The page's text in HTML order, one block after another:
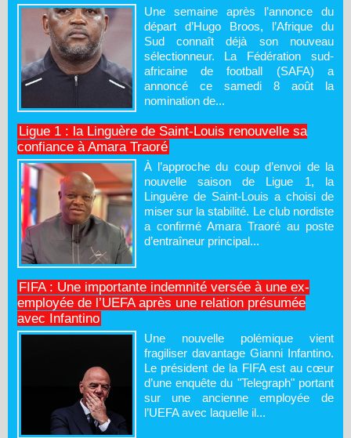
Une semaine après l’annonce du
départ d’Hugo Broos, l’Afrique du
Sud connaît déjà son nouveau
sélectionneur. La Fédération sud-
africaine de football (SAFA) a
annoncé ce samedi 8 août la
nomination de...
Ligue 1 : la Linguère de Saint-Louis renouvelle sa
confiance à Amara Traoré
À l’approche du coup d’envoi de la
nouvelle saison de Ligue 1, la
Linguère de Saint-Louis a choisi de
miser sur la stabilité. Le club nordiste
a confirmé Amara Traoré au poste
d’entraîneur principal...
FIFA : Une importante indemnité versée à une ex-
employée de l’UEFA après une relation présumée
avec Infantino
Une nouvelle polémique vient
fragiliser davantage Gianni Infantino.
Le président de la FIFA est au cœur
d’une enquête du "Telegraph" portant
sur une ancienne employée de
l’UEFA avec laquelle il...